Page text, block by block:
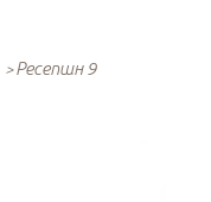
Ресепшн 9